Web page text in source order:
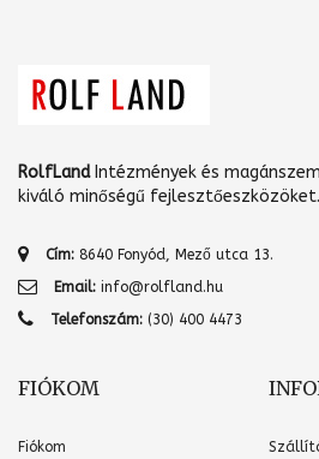
RolfLandIntézmények és
kiváló minőségű fejlesztőeszközöket.
Cím: 8640 Fonyód, Mező utca 13.
Email: info@rolfland.hu
Telefonszám: (30) 400 4473
FIÓKOM
Fiókom